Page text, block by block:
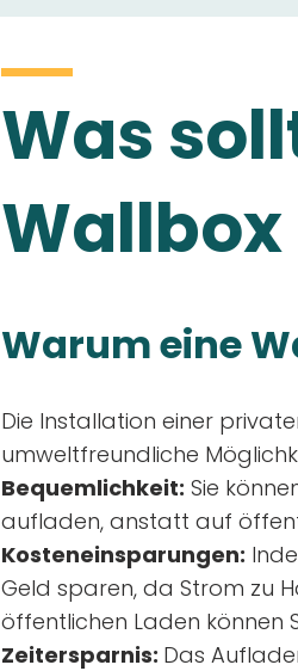
Was
Warum eine
Die Installation einer
umweltfreundliche
Bequemlichkeit: Sie
aufladen, anstatt auf
Kosteneinsparungen:
Geld sparen, da Strom zu
öffentlichen Laden können
Zeitersparnis: Das